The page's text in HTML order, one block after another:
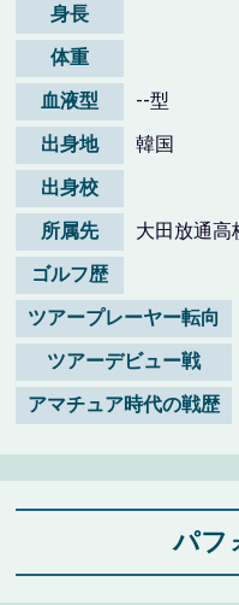
身長
体重
血液型
--型
出身地
韓国
出身校
所属先
大田放通高
ゴルフ歴
ツアープレーヤー転向
ツアーデビュー戦
アマチュア時代の戦歴
パフ